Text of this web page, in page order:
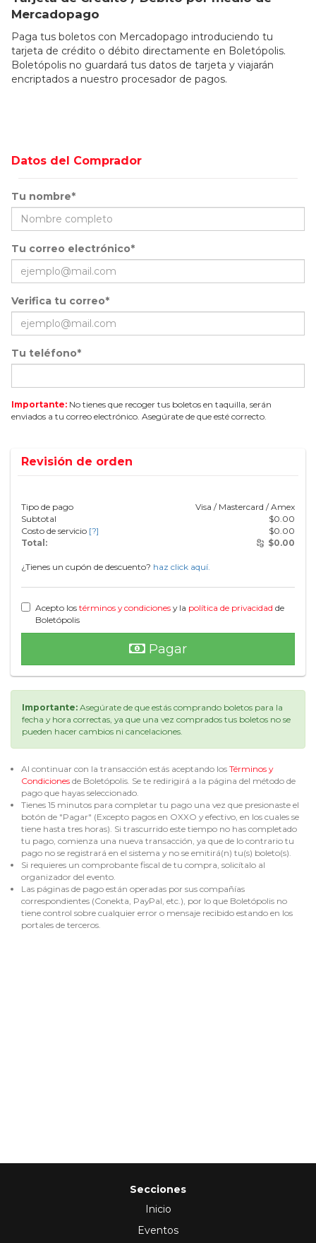
Mercadopago
Paga tus boletos con Mercadopago introduciendo tu
tarjeta de crédito o débito directamente en Boletópolis.
Boletópolis no guardará tus datos de tarjeta y viajarán
encriptados a nuestro procesador de pagos.
Datos del Comprador
Tu nombre*
Tu correo electrónico*
Verifica tu correo*
Tu teléfono*
Importante: No tienes que recoger tus boletos en taquilla, serán
enviados a tu correo electrónico. Asegúrate de que esté correcto.
Revisión de orden
Tipo de pago
Visa / Mastercard / Amex
Subtotal
$0.00
Costo de servicio [?] $0.00
Total:
$0.00
¿Tienes un cupón de descuento? haz click aquí.
Acepto los términos y condiciones y la política de privacidad de
Boletópolis
Pagar
Importante: Asegúrate de que estás comprando boletos para la
fecha y hora correctas, ya que una vez comprados tus boletos no se
pueden hacer cambios ni cancelaciones.
Al continuar con la transacción estás aceptando los Términos y
Condiciones de Boletópolis. Se te redirigirá a la página del método de
pago que hayas seleccionado.
Tienes 15 minutos para completar tu pago una vez que presionaste el
botón de "Pagar" (Excepto pagos en OXXO y efectivo, en los cuales se
tiene hasta tres horas). Si trascurrido este tiempo no has completado
tu pago, comienza una nueva transacción, ya que de lo contrario tu
pago no se registrará en el sistema y no se emitirá(n) tu(s) boleto(s).
Si requieres un comprobante fiscal de tu compra, solicítalo al
organizador del evento.
Las páginas de pago están operadas por sus compañías
correspondientes (Conekta, PayPal, etc.), por lo que Boletópolis no
tiene control sobre cualquier error o mensaje recibido estando en los
portales de terceros.
Secciones
Inicio
Eventos